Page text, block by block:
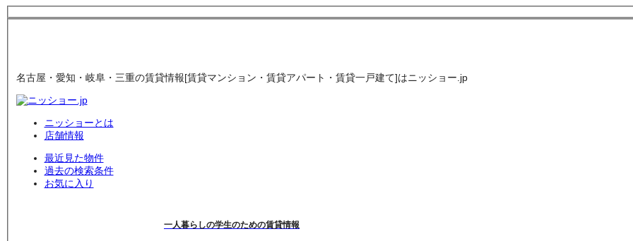
名古屋・愛知・岐阜・三重の賃貸情報[賃貸マンション・賃貸アパート・賃貸一戸建て]はニッショー.jp
ニッショーとは
店舗情報
最近見た物件
過去の検索条件
お気に入り
一人暮らしの学生のための賃貸情報